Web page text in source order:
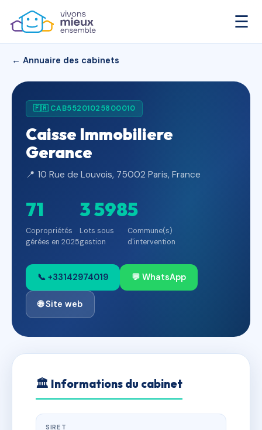
☰
← Annuaire des cabinets
🇫🇷 CAB55201025800010
Caisse Immobiliere
Gerance
📍 10 Rue de Louvois, 75002 Paris, France
71
Copropriétés
gérées en 2025
3 598
Lots sous
gestion
5
Commune(s)
d'intervention
📞 +33142974019 💬 WhatsApp
🌐 Site web
🏛 Informations du cabinet
SIRET